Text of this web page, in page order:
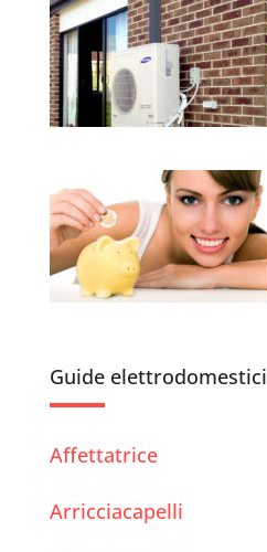
Guide elettrodomestici
Affettatrice
Arricciacapelli